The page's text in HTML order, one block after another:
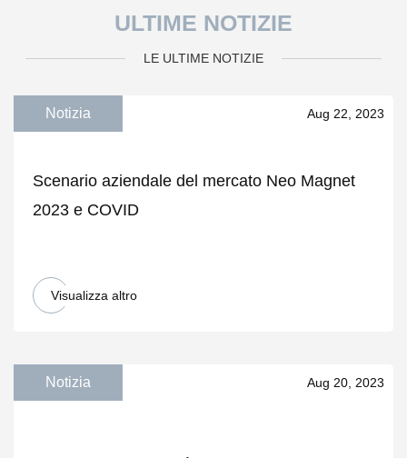
ULTIME NOTIZIE
LE ULTIME NOTIZIE
Notizia Aug 22, 2023
Scenario aziendale del mercato Neo Magnet
2023 e COVID
Visualizza altro
Notizia Aug 20, 2023